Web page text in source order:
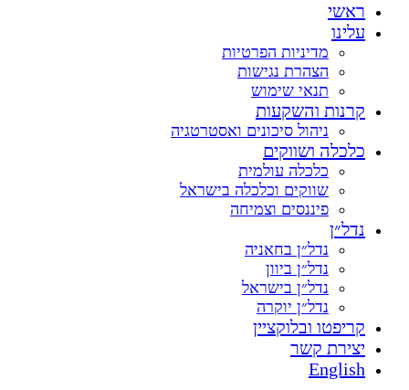
ראשי
עלינו
מדיניות הפרטיות
הצהרת נגישות
תנאי שימוש
קרנות והשקעות
ניהול סיכונים ואסטרטגיה
כלכלה ושווקים
כלכלה עולמית
שווקים וכלכלה בישראל
פיננסים וצמיחה
נדל״ן
נדל״ן בחאניה
נדל״ן ביוון
נדל״ן בישראל
נדל״ן יוקרה
קריפטו ובלוקציין
יצירת קשר
English